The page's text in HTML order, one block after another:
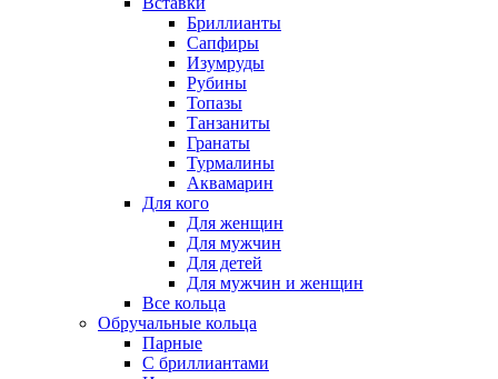
Бриллианты
Сапфиры
Изумруды
Рубины
Топазы
Танзаниты
Гранаты
Турмалины
Аквамарин
Для кого
Для женщин
Для мужчин
Для детей
Для мужчин и женщин
Все кольца
Обручальные кольца
Парные
С бриллиантами